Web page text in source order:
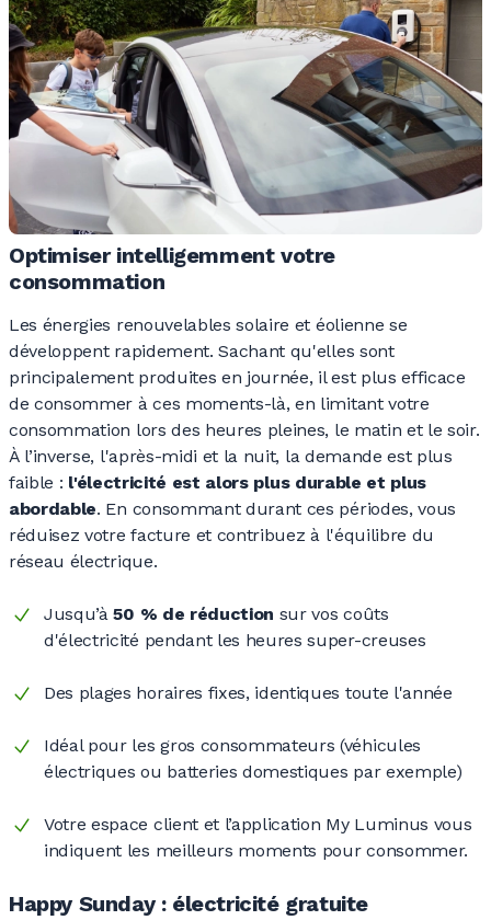
Optimiser intelligemment votre
consommation
Les énergies renouvelables solaire et éolienne se
développent rapidement. Sachant qu'elles sont
principalement produites en journée, il est plus efficace
de consommer à ces moments-là, en limitant votre
consommation lors des heures pleines, le matin et le soir.
À l’inverse, l'après-midi et la nuit, la demande est plus
faible : l'électricité est alors plus durable et plus
abordable. En consommant durant ces périodes, vous
réduisez votre facture et contribuez à l'équilibre du
réseau électrique.
Jusqu’à50 % de réduction sur vos coûts
d'électricité pendant les heures super-creuses
Des plages horaires fixes, identiques toute l'année
Idéal pour les gros consommateurs (véhicules
électriques ou batteries domestiques par exemple)
Votre espace client et l’application My Luminus vous
indiquent les meilleurs moments pour consommer.
Happy Sunday : électricité gratuite